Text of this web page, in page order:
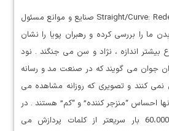
Straight/Curve: Redefining Body Image صنایع و موانع مسئول
ما را بررسی کرده و رهبران پویا را نشان
بیشتر اندازه ، نژاد و سن می جنگند . نود
جوان می گویند که در صنعت مد و رسانه
کنند و تصویری که روزانه مشاهده می
احساس “منزجر کننده” و “کم” هستند . در
زمانی که مغز ما 60،000 بار سریعتر از کلمات پردازش می